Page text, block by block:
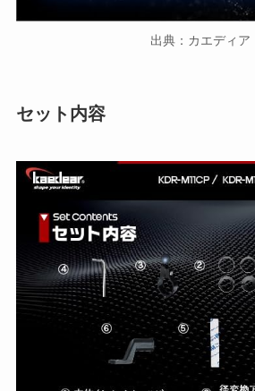
出典：カエディア
セット内容